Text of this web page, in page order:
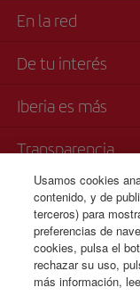
En la red
De tu interés
Iberia es más
Transparencia
Venta telefónica
+41 0 43
Lunes a Domingo
Domingo 00:00 -
Usamos cookies
contenido, y de
terceros) para
preferencias de
cookies, pulsa el
rechazar su uso,
más información,